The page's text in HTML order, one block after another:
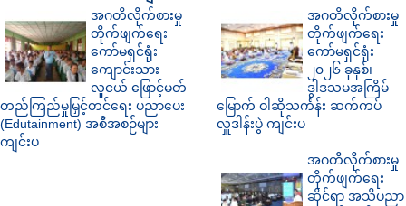
အဂတိလိုက်စားမှု
တိုက်ဖျက်ရေး
ကော်မရှင်ရုံး
ကျောင်းသား
လူငယ် ဖြောင့်မတ်
တည်ကြည်မှုမြှင့်တင်ရေး ပညာပေး
(Edutainment) အစီအစဉ်များ
ကျင်းပ
အဂတိလိုက်စားမှု
တိုက်ဖျက်ရေး
ကော်မရှင်ရုံး
၂၀၂၆ ခုနှစ်၊
ဒွါဒသမအကြိမ်
မြောက် ဝါဆိုသင်္ကန်း ဆက်ကပ်
လှူဒါန်းပွဲ ကျင်းပ
အဂတိလိုက်စားမှု
တိုက်ဖျက်ရေး
ဆိုင်ရာ အသိပညာ